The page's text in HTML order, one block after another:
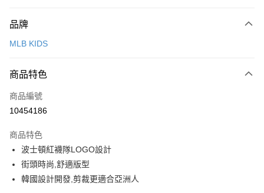
信用卡一次付款
LINE Pay
Apple Pay
悠遊付
運送方式
品牌
MLB KIDS
商品特色
商品編號
10454186
商品特色
波士頓紅襪隊LOGO設計
街頭時尚,舒適版型
韓國設計開發,剪裁更適合亞洲人